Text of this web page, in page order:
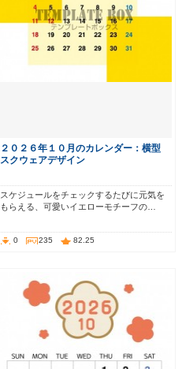
２０２６年１０月のカレンダー：横型
スクウェアデザイン
スケジュールをチェックするたびに元気を
もらえる、可愛いイエローモチーフの…
0 235 82.25